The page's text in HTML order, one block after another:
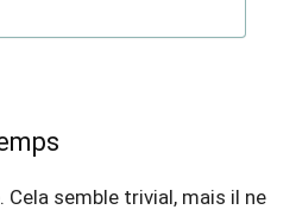
Cela semble trivial, mais il ne